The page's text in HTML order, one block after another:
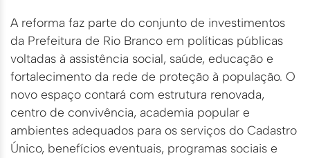
A reforma faz parte do conjunto de investimentos
da Prefeitura de Rio Branco em políticas públicas
voltadas à assistência social, saúde, educação e
fortalecimento da rede de proteção à população. O
novo espaço contará com estrutura renovada,
centro de convivência, academia popular e
ambientes adequados para os serviços do Cadastro
Único, benefícios eventuais, programas sociais e